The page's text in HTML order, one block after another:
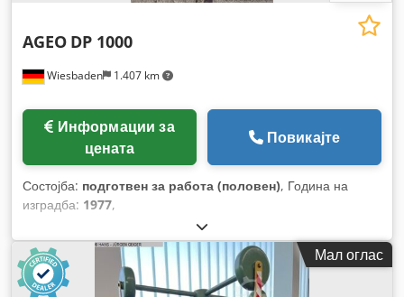
Wiesbaden 1.407 km
AGEO DP 1000
цената
Повикајте
Состојба: подготвен за работа (половен), Година на
изградба: 1977,
Мал оглас